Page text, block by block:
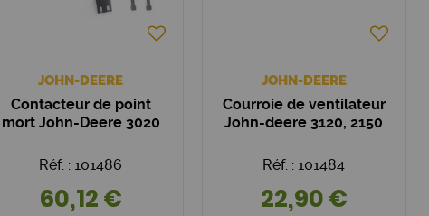
JOHN-DEERE
Contacteur de point
mort John-Deere 3020
Réf. : 101486
60,12 €
JOHN-DEERE
Courroie de ventilateur
John-deere 3120, 2150
Réf. : 101484
22,90 €